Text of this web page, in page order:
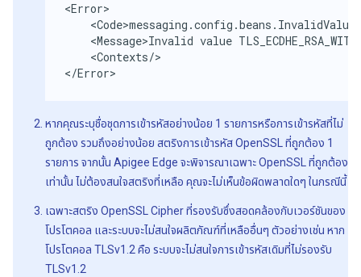
<Error>
<Message>Invalid value
    <Contexts/>
</Error>
หากคุณระบุชื่อชุดการเข้ารหัสอย่างน้อย 1 รายการหรือการเข้ารหัสที่ไม่
ถูกต้อง รวมถึงอย่างน้อย สตริงการเข้ารหัส OpenSSL ที่ถูกต้อง 1
รายการ จากนั้น Apigee Edge จะพิจารณาเฉพาะ OpenSSL ที่ถูกต้อง
เท่านั้น ไม่ต้องสนใจสตริงที่เหลือ คุณจะไม่เห็นข้อผิดพลาดใดๆ ในกรณีนี้
เฉพาะสตริง OpenSSL Cipher ที่รองรับซึ่งสอดคล้องกับเวอร์ชันของ
โปรโตคอล และระบบจะไม่สนใจผลิตภัณฑ์ที่เหลืออื่นๆ ตัวอย่างเช่น หาก
โปรโตคอล TLSv1.2 คือ ระบบจะไม่สนใจการเข้ารหัสเดิมที่ไม่รองรับ
TLSv1.2